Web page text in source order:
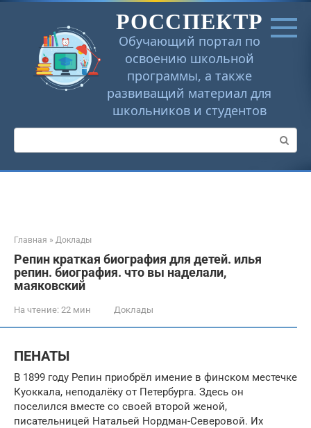
Перейти
РОССПЕКТР
Обучающий портал по
освоению школьной
программы, а также
развиващий материал для
школьников и студентов
Поиск:
Главная » Доклады
Репин краткая биография для детей. илья
репин. биография. что вы наделали,
маяковский
На чтение: 22 мин Доклады
ПЕНАТЫ
В 1899 году Репин приобрёл имение в финском местечке
Куоккала, неподалёку от Петербурга. Здесь он
поселился вместе со своей второй женой,
писательницей Натальей Нордман-Северовой. Их